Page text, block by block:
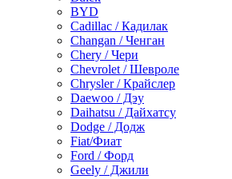
BYD
Cadillac / Кадилак
Changan / Ченган
Chery / Чери
Chevrolet / Шевроле
Chrysler / Крайслер
Daewoo / Дэу
Daihatsu / Дайхатсу
Dodge / Додж
Fiat/Фиат
Ford / Форд
Geely / Джили